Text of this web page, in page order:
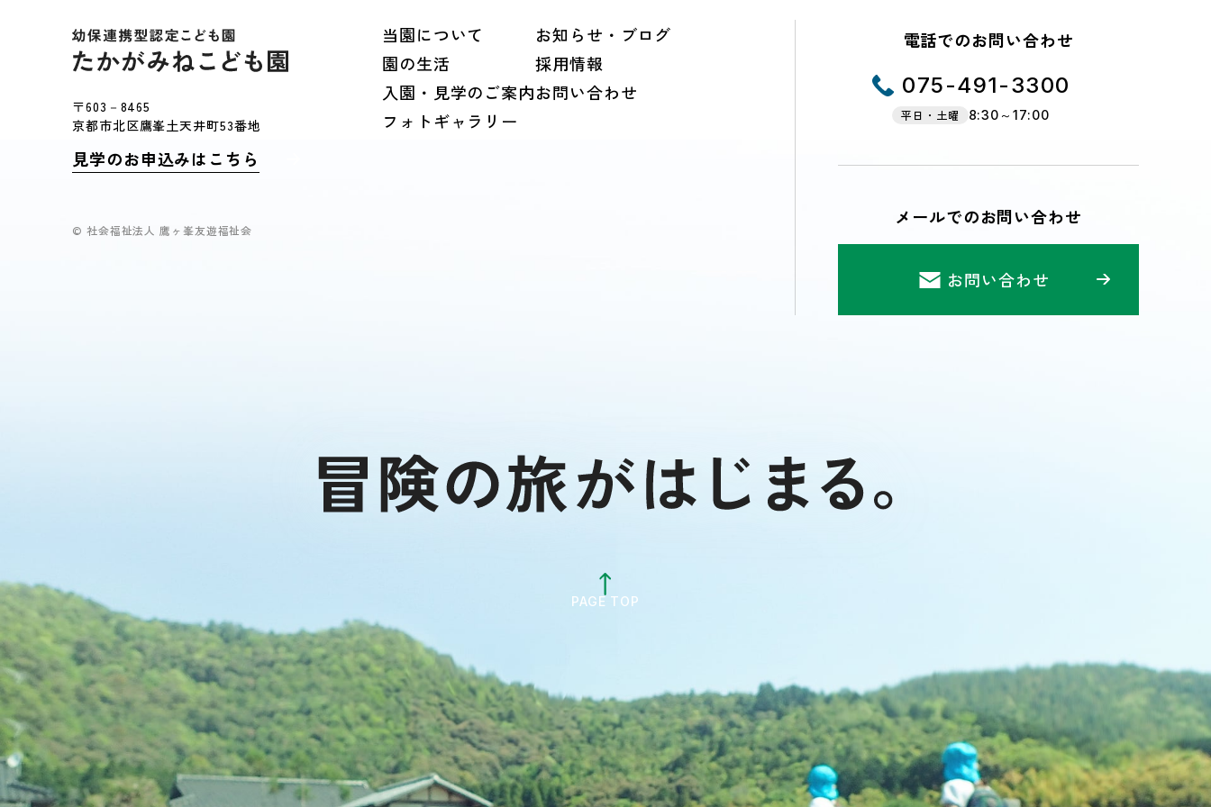
〒603－8465
京都市北区鷹峯土天井町53番地
見学のお申込みはこちら
当園について
園の生活
入園・見学のご案内
フォトギャラリー
お知らせ・ブログ
採用情報
お問い合わせ
電話でのお問い合わせ
075-491-3300
平日・土曜 8:30～17:00
メールでのお問い合わせ
お問い合わせ
© 社会福祉法人 鷹ヶ峯友遊福祉会
PAGE TOP